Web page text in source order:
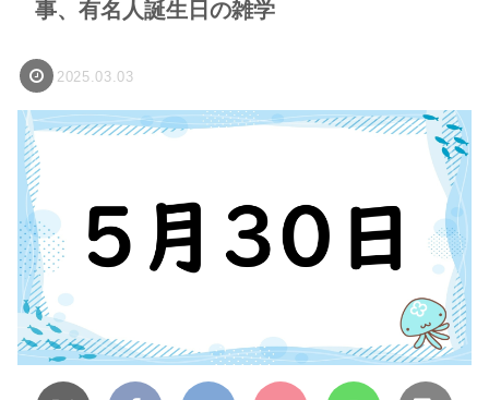
事、有名人誕生日の雑学
2025.03.03